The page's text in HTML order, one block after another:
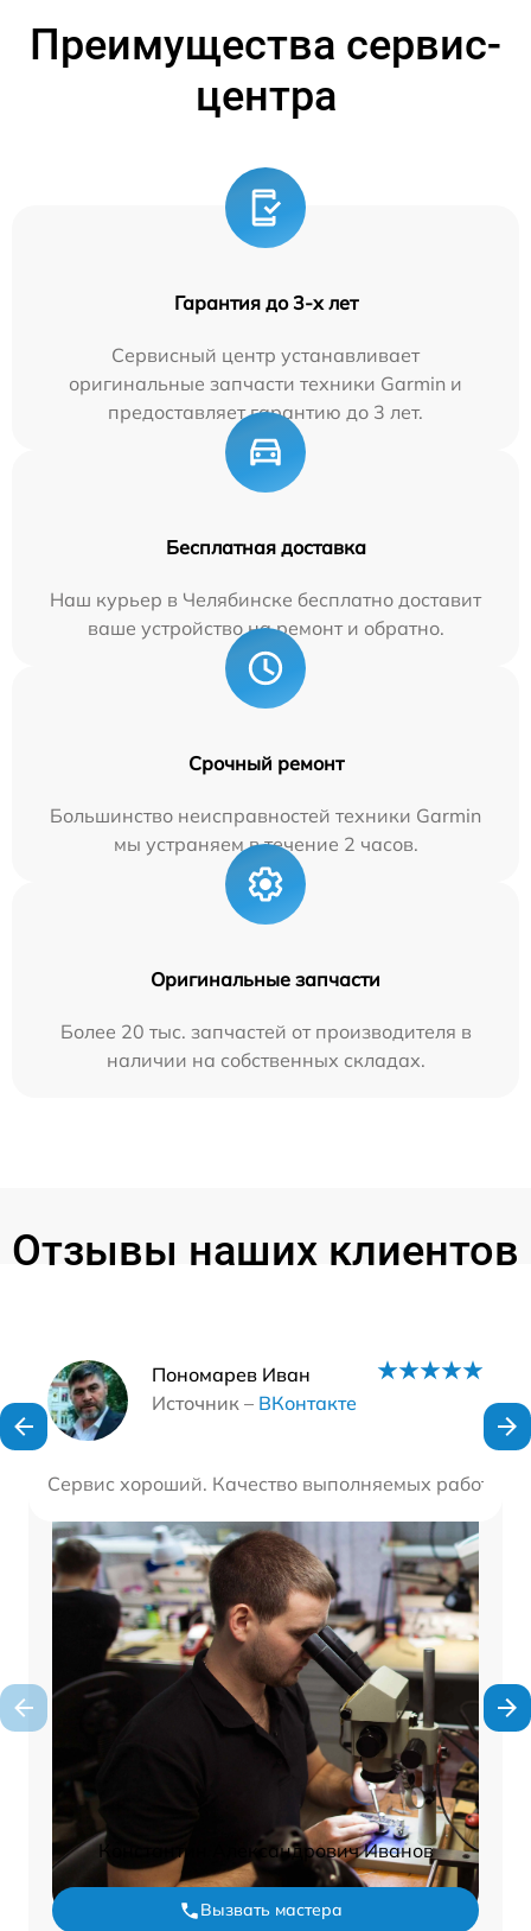
Преимущества сервис-
центра
Гарантия до 3-х лет
Сервисный центр устанавливает
оригинальные запчасти техники Garmin и
предоставляет гарантию до 3 лет.
Бесплатная доставка
Наш курьер в Челябинске бесплатно доставит
ваше устройство на ремонт и обратно.
Срочный ремонт
Большинство неисправностей техники Garmin
мы устраняем в течение 2 часов.
Оригинальные запчасти
Более 20 тыс. запчастей от производителя в
наличии на собственных складах.
Отзывы наших клиентов
Пономарев Иван
Источник – ВКонтакте
Сервис хороший. Качество выполняемых работ -
Наши мастера
Константин Александрович Иванов
Вызвать мастера